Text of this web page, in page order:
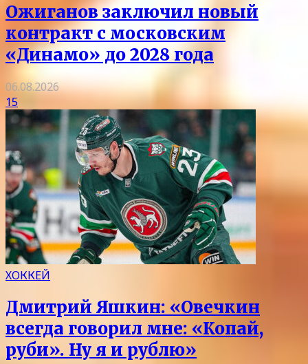
Ожиганов заключил новый
контракт с московским
«Динамо» до 2028 года
06.08.2026
15
ХОККЕЙ
Дмитрий Яшкин: «Овечкин
всегда говорил мне: «Копай,
руби». Ну я и рублю»